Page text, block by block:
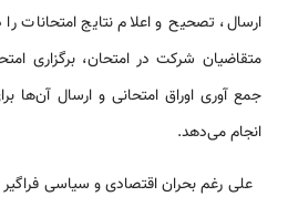
ارسال، تصحیح و اعلام نتایج امتحانات
متقاضیان شرکت در امتحان، برگزاری
جمع آوری اوراق امتحانی و ارسال آن‌ها
انجام می‌دهد.